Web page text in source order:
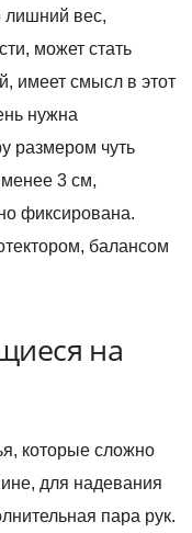
лишний вес,
может стать
имеет смысл в этот
нужна
размером чуть
3 см,
фиксирована.
балансом
на
которые сложно
для надевания
пара рук.